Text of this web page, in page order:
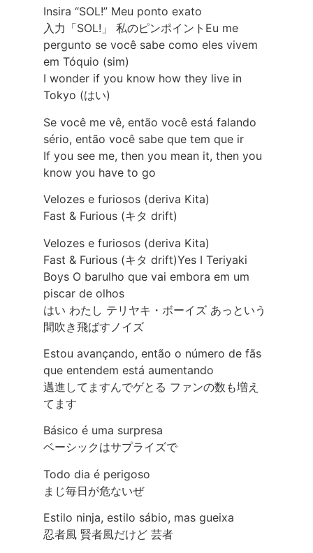
Insira “SOL!” Meu ponto exato
入力「SOL!」 私のピンポイントEu me
pergunto se você sabe como eles vivem
em Tóquio (sim)
I wonder if you know how they live in
Tokyo (はい)
Se você me vê, então você está falando
sério, então você sabe que tem que ir
If you see me, then you mean it, then you
know you have to go
Velozes e furiosos (deriva Kita)
Fast & Furious (キタ drift)
Velozes e furiosos (deriva Kita)
Fast & Furious (キタ drift)Yes I Teriyaki
Boys O barulho que vai embora em um
piscar de olhos
はい わたし テリヤキ・ボーイズ あっという
間吹き飛ばすノイズ
Estou avançando, então o número de fãs
que entendem está aumentando
邁進してますんでゲとる ファンの数も増え
てます
Básico é uma surpresa
ベーシックはサプライズで
Todo dia é perigoso
まじ毎日が危ないぜ
Estilo ninja, estilo sábio, mas gueixa
忍者風 賢者風だけど 芸者